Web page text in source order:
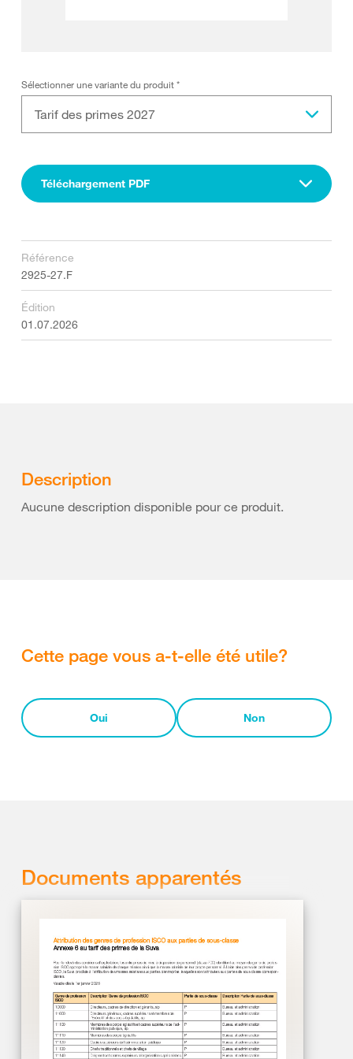
Sélectionner une variante du produit*
Tarif des primes 2027
Téléchargement PDF
Référence
2925-27.F
Édition
01.07.2026
Description
Aucune description disponible pour ce produit.
Cette page vous a-t-elle été utile?
Oui Non
Documents apparentés